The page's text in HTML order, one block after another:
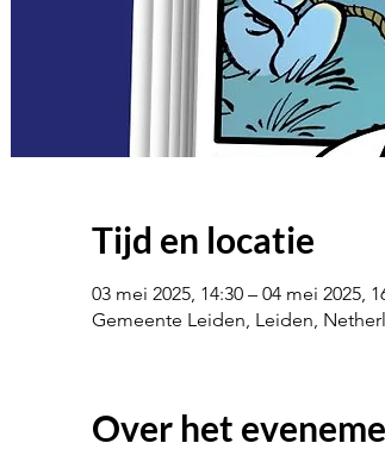
Tijd en locatie
03 mei 2025, 14:30 – 04 mei 2025,
Gemeente Leiden, Leiden,
Over het